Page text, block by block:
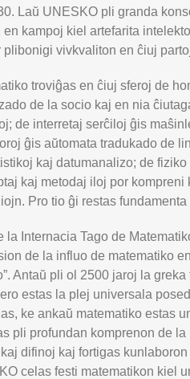
Laŭ UNESKO pli granda
en kampoj kiel artefarita
plibonigi vivkvaliton en ĉiuj
troviĝas en ĉiuj sferoj de
de la socio kaj en nia
de interretaj serĉiloj ĝis
ĝis aŭtomata tradukado de
kaj datumanalizo; de
kaj metodaj iloj por
Pro tio ĝi restas
la Internacia Tago de
de la influo de matematiko
Antaŭ pli ol 2500 jaroj la
estas la plej universala
ke ankaŭ matematiko estas
pli profundan komprenon de
difinoj kaj fortigas
celas festi matematikon kiel